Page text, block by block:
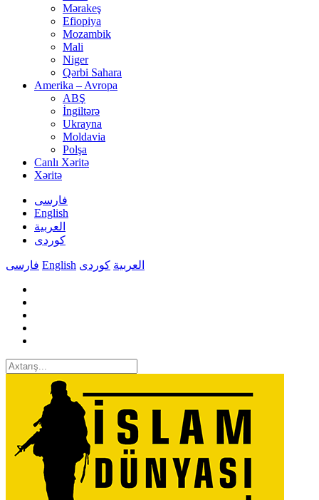
Mərakeş
Efiopiya
Mozambik
Mali
Niger
Qərbi Sahara
Amerika – Avropa
ABŞ
İngiltərə
Ukrayna
Moldavia
Polşa
Canlı Xəritə
Xəritə
فارسی
English
العربیة
کوردی
فارسی English العربیة کوردی